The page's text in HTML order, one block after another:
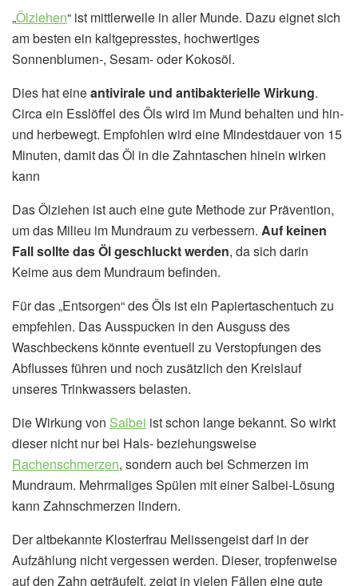
„Ölziehen“ ist mittlerweile in aller Munde. Dazu eignet sich
am besten ein kaltgepresstes, hochwertiges
Sonnenblumen-, Sesam- oder Kokosöl.
Dies hat eineantivirale und antibakterielle Wirkung.
Circa ein Esslöffel des Öls wird im Mund behalten und hin-
und herbewegt. Empfohlen wird eine Mindestdauer von 15
Minuten, damit das Öl in die Zahntaschen hinein wirken
kann
Das Ölziehen ist auch eine gute Methode zur Prävention,
um das Milieu im Mundraum zu verbessern. Auf keinen
Fall sollte das Öl geschluckt werden, da sich darin
Keime aus dem Mundraum befinden.
Für das „Entsorgen“ des Öls ist ein Papiertaschentuch zu
empfehlen. Das Ausspucken in den Ausguss des
Waschbeckens könnte eventuell zu Verstopfungen des
Abflusses führen und noch zusätzlich den Kreislauf
unseres Trinkwassers belasten.
Die Wirkung von Salbei ist schon lange bekannt. So wirkt
dieser nicht nur bei Hals- beziehungsweise
Rachenschmerzen, sondern auch bei Schmerzen im
Mundraum. Mehrmaliges Spülen mit einer Salbei-Lösung
kann Zahnschmerzen lindern.
Der altbekannte Klosterfrau Melissengeist darf in der
Aufzählung nicht vergessen werden. Dieser, tropfenweise
auf den Zahn geträufelt, zeigt in vielen Fällen eine gute